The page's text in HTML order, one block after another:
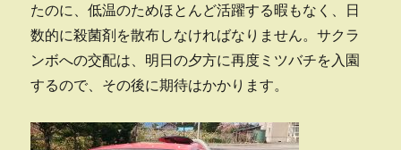
たのに、低温のためほとんど活躍する暇もなく、日
数的に殺菌剤を散布しなければなりません。サクラ
ンボへの交配は、明日の夕方に再度ミツバチを入園
するので、その後に期待はかかります。